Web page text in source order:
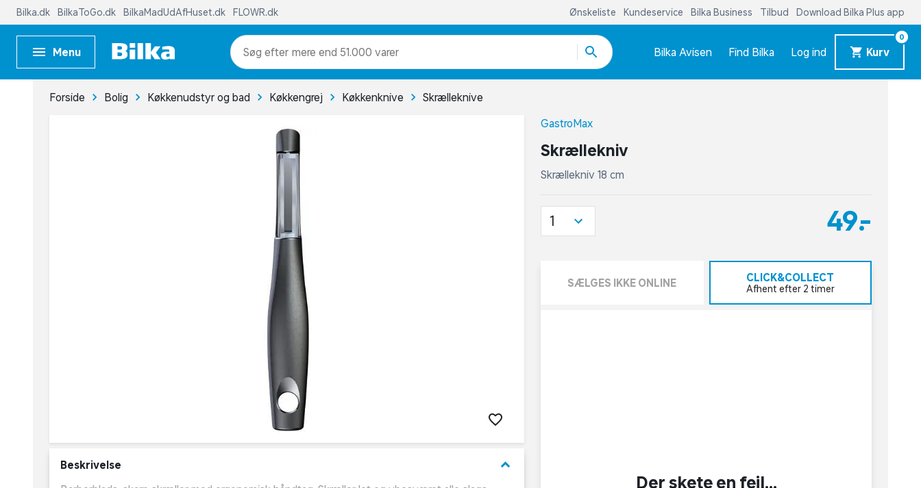
Bilka.dk BilkaToGo.dk BilkaMadUdAfHuset.dk FLOWR.dk Ønskeliste Kundeservice Bilka Business Tilbud Download Bilka Plus app
Menu mere end 51.000 varer Bilka Avisen Find Bilka Log ind Kurv
0
Forside Bolig Køkkenudstyr og bad Køkkengrej Køkkenknive Skrælleknive
Beskrivelse keyboard_arrow_down
GastroMax
Skrællekniv
Skrællekniv 18 cm
49,-
1
SÆLGES IKKE ONLINE CLICK&COLLECT
Afhent efter 2 timer
Der skete en fejl...